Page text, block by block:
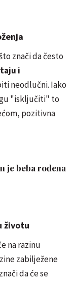
znači da često
i
neodlučni. Iako
"isključiti" to
pozitivna
je beba rođena
životu
na razinu
zabilježene
da će se